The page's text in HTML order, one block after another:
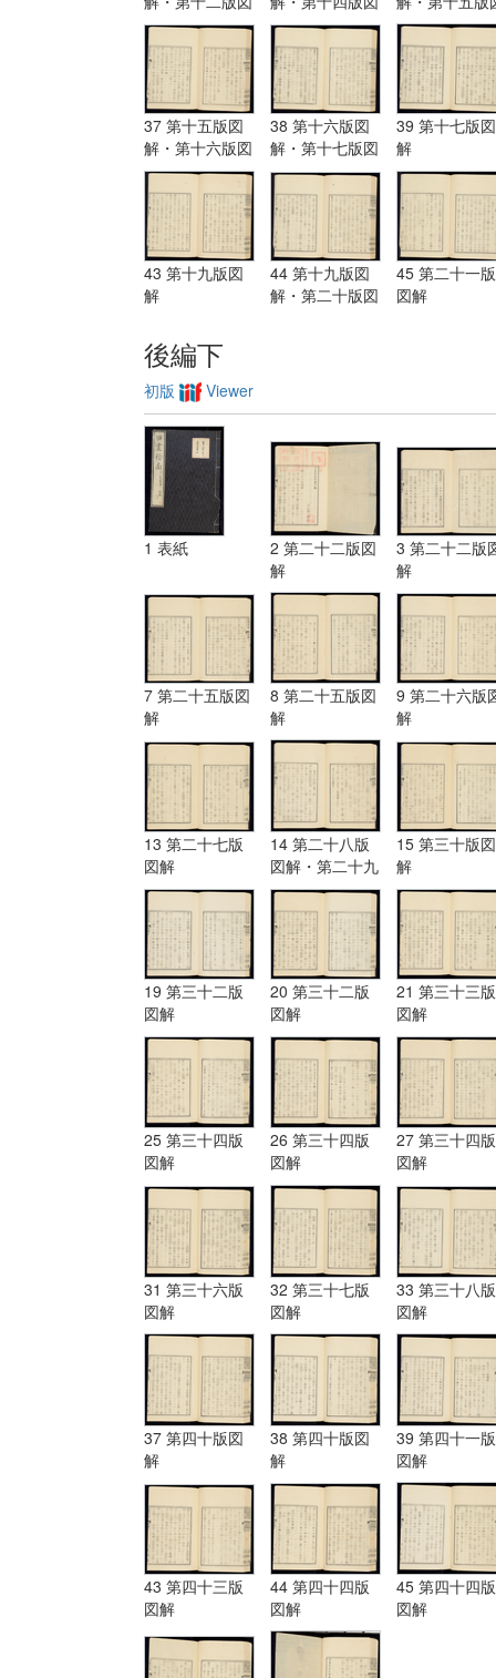
解・第十三版図
解
解
解
37 第十五版図
解・第十六版図
解
38 第十六版図
解・第十七版図
解
39 第十七版図
解
43 第十九版図
解
44 第十九版図
解・第二十版図
45 第二十一版
図解
後編下
初版 Viewer
1 表紙
2 第二十二版図
解
3 第二十二版
解
7 第二十五版図
解
8 第二十五版図
解
9 第二十六版
解
13 第二十七版
図解
14 第二十八版
図解・第二十九
版図解
15 第三十版図
解
19 第三十二版
図解
20 第三十二版
図解
21 第三十三版
図解
25 第三十四版
図解
26 第三十四版
図解
27 第三十四版
図解
31 第三十六版
図解
32 第三十七版
図解
33 第三十八版
図解
37 第四十版図
解
38 第四十版図
解
39 第四十一版
図解
43 第四十三版
図解
44 第四十四版
図解
45 第四十四版
図解